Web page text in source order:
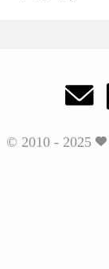
© 2010 - 2025